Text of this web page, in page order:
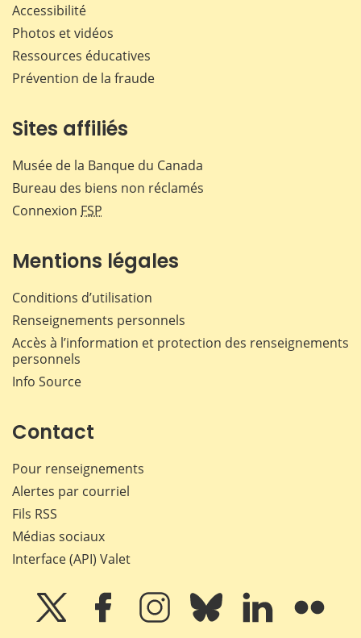
Accessibilité
Photos et vidéos
Ressources éducatives
Prévention de la fraude
Sites affiliés
Musée de la Banque du Canada
Bureau des biens non réclamés
Connexion FSP
Mentions légales
Conditions d’utilisation
Renseignements personnels
Accès à l’information et protection des renseignements
personnels
Info Source
Contact
Pour renseignements
Alertes par courriel
Fils RSS
Médias sociaux
Interface (API) Valet